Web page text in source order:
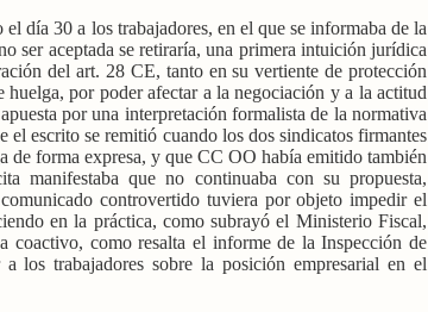
día 30 a los trabajadores, en el que se informaba de la
ser aceptada se retiraría, una primera intuición jurídica
del art. 28 CE, tanto en su vertiente de protección
por poder afectar a la negociación y a la actitud
por una interpretación formalista de la normativa
escrito se remitió cuando los dos sindicatos firmantes
de forma expresa, y que CC OO había emitido también
manifestaba que no continuaba con su propuesta,
controvertido tuviera por objeto impedir el
en la práctica, como subrayó el Ministerio Fiscal,
coactivo, como resalta el informe de la Inspección de
los trabajadores sobre la posición empresarial en el